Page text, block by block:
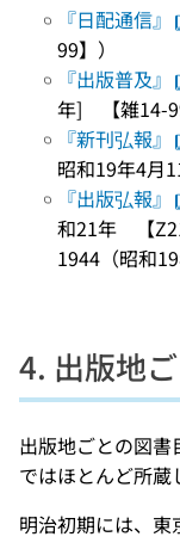
『日配通信』
99】）
『出版普及』
年] 【雑14-
『新刊弘報』
昭和19年4月
『出版弘報』
和21年 【
1944（昭和
4. 出版地
出版地ごとの図
ではほとんど所蔵
明治初期には、